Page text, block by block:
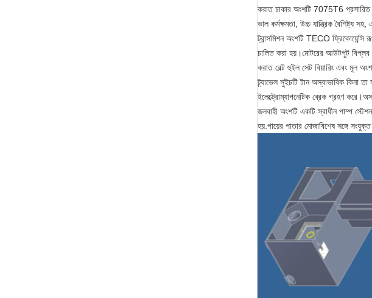
করাত চাকার অংশটি 7075T6 প্রসারিত
ভাল কর্মক্ষমতা, উচ্চ যান্ত্রিক বৈশিষ্ট্য
ট্রান্সমিশন অংশটি TECO ফ্রিকোয়েন্সি
চালিত করা হয়।মোটরের আউটপুট বিপ্লব
করাত বেল্ট হুইল সেট বিয়ারিং এবং মূল
ট্র্যাভেল সুইচটি টান অস্বাভাবিক কিনা
ইলেক্ট্রোম্যাগনেটিক ব্রেক গ্রহণ
জলবাহী অংশটি একটি স্বাধীন পাম্প
হয়.পায়ের পাতার মোজাবিশেষ সঙ্গে